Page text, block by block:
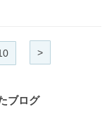
>
ブログ